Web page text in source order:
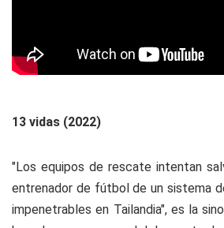
13 vidas (2022)
"Los equipos de rescate intentan
entrenador de fútbol de un sistema
impenetrables en Tailandia", es la